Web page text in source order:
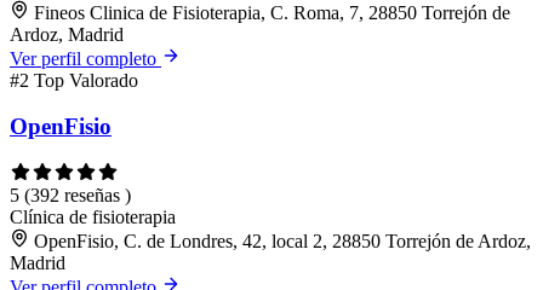
Fineos Clinica de Fisioterapia, C. Roma, 7, 28850 Torrejón de
Ardoz, Madrid
Ver perfil completo
#2 Top Valorado
OpenFisio
5 (392 reseñas )
Clínica de fisioterapia
OpenFisio, C. de Londres, 42, local 2, 28850 Torrejón de Ardoz,
Madrid